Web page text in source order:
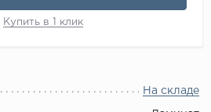
Купить в 1 клик
На складе